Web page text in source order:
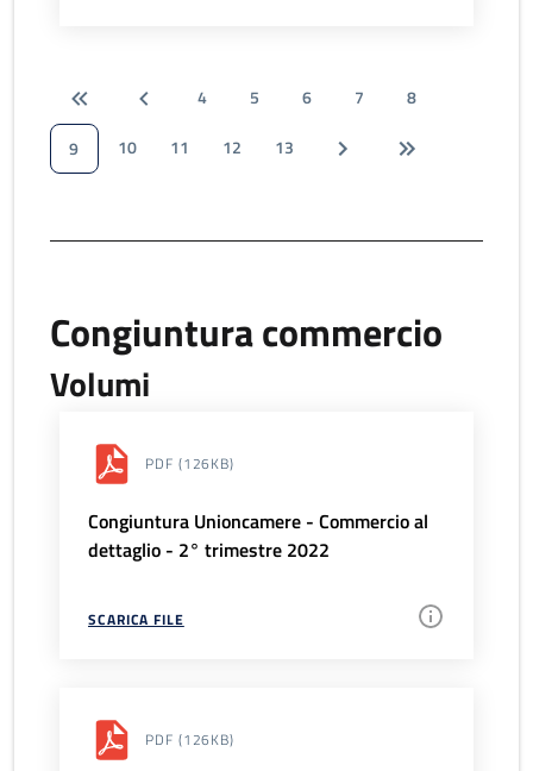
4 5 6 7
8
9
10 11 12 13
Congiuntura commercio
Volumi
PDF (126KB)
Congiuntura Unioncamere - Commercio al
dettaglio - 2° trimestre 2022
SCARICA FILE
PDF (126KB)